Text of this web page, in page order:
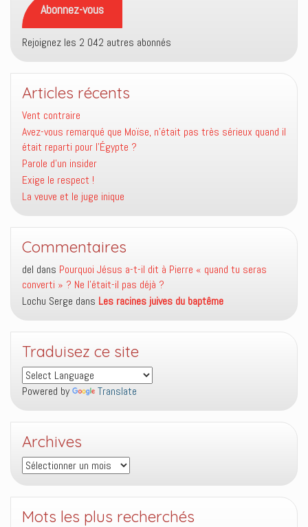
Abonnez-vous
Rejoignez les 2 042 autres abonnés
Articles récents
Vent contraire
Avez-vous remarqué que Moïse, n’était pas très sérieux quand il
était reparti pour l’Égypte ?
Parole d’un insider
Exige le respect !
La veuve et le juge inique
Commentaires
del dans Pourquoi Jésus a-t-il dit à Pierre « quand tu seras
converti » ? Ne l’était-il pas déjà ?
Lochu Serge dans Les racines juives du baptême
Traduisez ce site
Powered by Translate
Archives
Archives
Mots les plus recherchés